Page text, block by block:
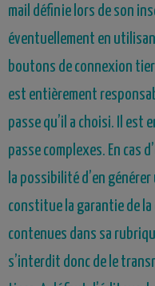
mail définie lors de son
éventuellement en
boutons de connexion
est entièrement
passe qu’il a choisi. Il est
passe complexes. En cas
la possibilité d’en
constitue la garantie de
contenues dans sa
s’interdit donc de le